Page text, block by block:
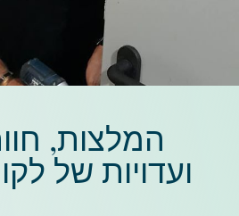
המלצות,
ועדויות של